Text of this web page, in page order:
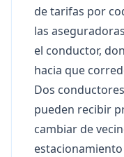
de tarifas por
las
el conductor,
hacia que
Dos
pueden recibir
cambiar de